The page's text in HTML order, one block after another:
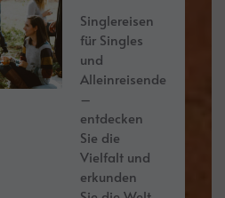
Singlereisen
für Singles
und
Alleinreisende
–
entdecken
Sie die
Vielfalt und
erkunden